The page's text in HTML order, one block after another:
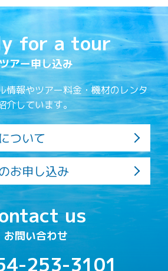
for a tour
アー申し込み
情報やツアー料金・機材のレンタ
介しています。
ついて
お申し込み
us
お問い合わせ
253-3101